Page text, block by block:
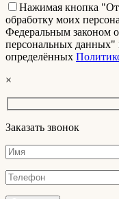
Нажимая кнопка
обработку моих
Федеральным законом
персональных данных"
определённых
×
Заказать звонок